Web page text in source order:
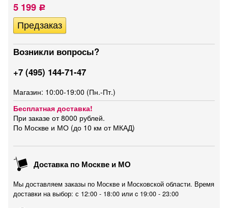
5 199 Р
Возникли вопросы?
+7 (495) 144-71-47
Магазин: 10:00-19:00 (Пн.-Пт.)
Бесплатная доставка!
При заказе от 8000 рублей.
По Москве и МО (до 10 км от МКАД)
Доставка по Москве и МО
Мы доставляем заказы по Москве и Московской области. Время
доставки на выбор: с 12:00 - 18:00 или c 19:00 - 23:00